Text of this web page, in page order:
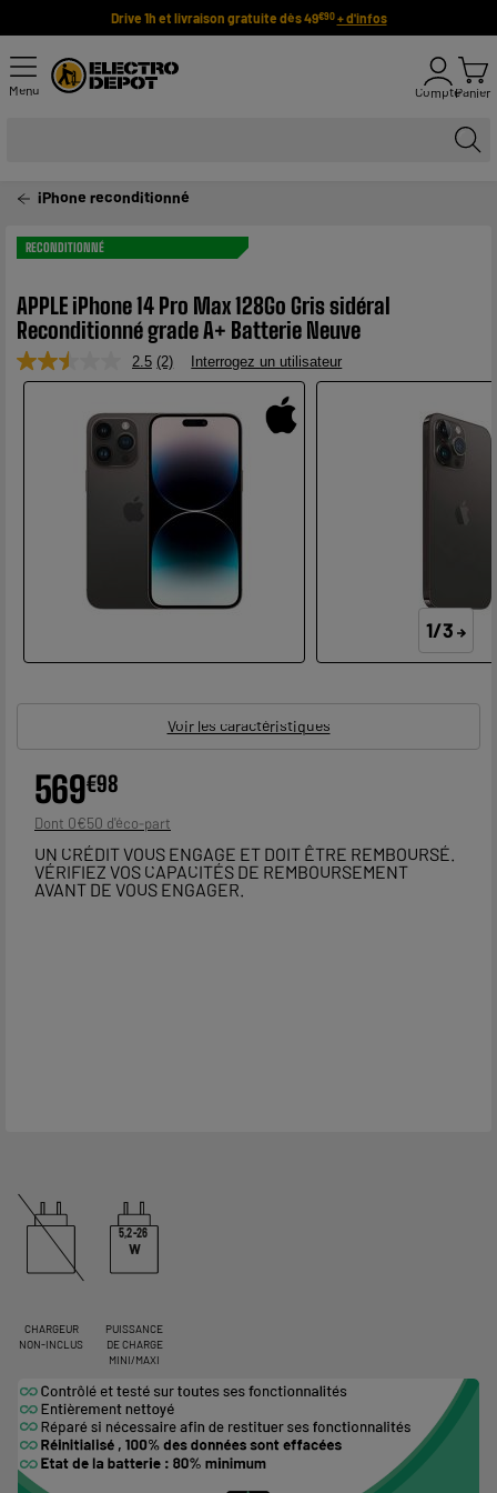
Drive 1h et livraison gratuite dès 49€90 + d'infos
Menu ComptePanier
iPhone reconditionné
RECONDITIONNÉ
APPLE iPhone 14 Pro Max 128Go Gris sidéral
Reconditionné grade A+ Batterie Neuve
2.5 Lire
2
Lien
sur
la
même
page.
(2) Interrogez un utilisateur
1/3
Voir les caractéristiques
569€98
Dont 0€50
UN CRÉDIT VOUS ENGAGE ET DOIT ÊTRE REMBOURSÉ.
VÉRIFIEZ VOS CAPACITÉS DE REMBOURSEMENT
AVANT DE VOUS ENGAGER.
CHARGEUR
NON-INCLUS
5,2-26
W
PUISSANCE
DE CHARGE
MINI/MAXI